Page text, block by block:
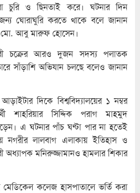
চুরি ও ছিনতাই করে। ঘটনার দিন
ঘোরাঘুরি করতে থাকে বলে জানান
আবু মারুফ হোসেন।
চক্রের আরও দুজন সদস্য পলাতক
সাঁড়াশি অভিযান চলছে বলেও জানান
দিকে বিশ্ববিদ্যালয়ের ১ নম্বর
শাহরিয়ার সিদ্দিক পরাগ মাহমুদ
এ ঘটনার পাঁচ ঘণ্টা পার না হতেই
নগরীর লালবাগ এলাকায় ইতিহাস ও
অধ্যাপক মনিরুজ্জামানও হামলার শিকার
কলেজ হাসপাতালে ভর্তি করা